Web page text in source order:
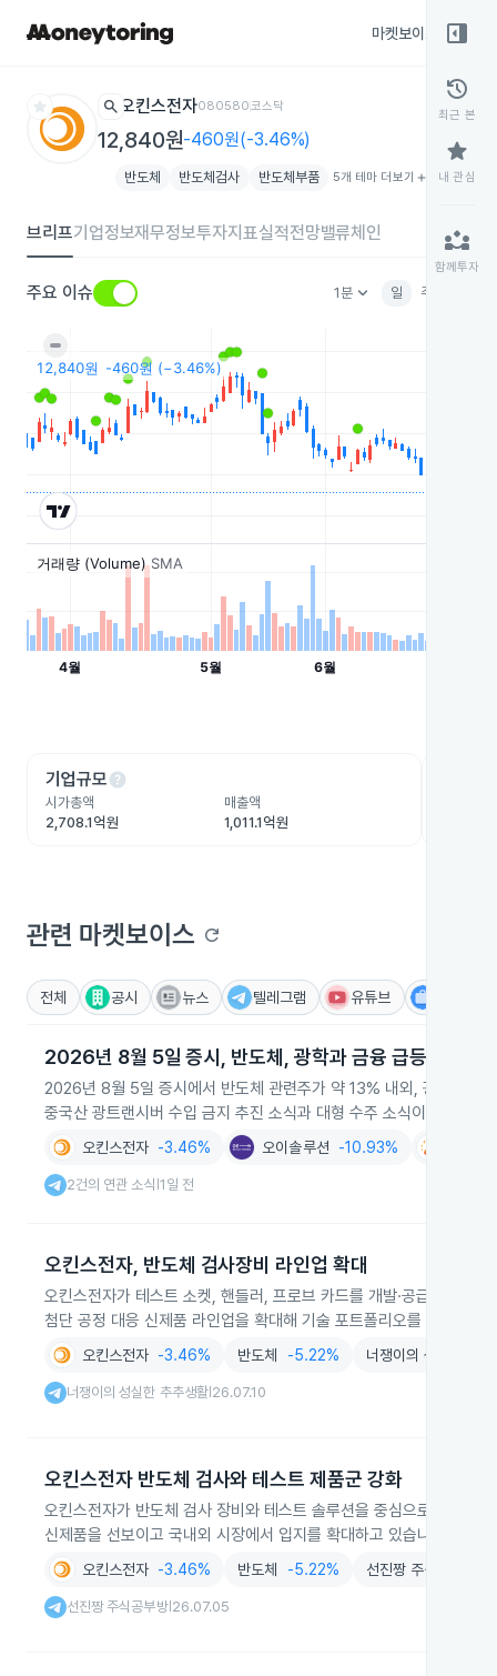
마켓보이스
star search 오킨스전자080580코스닥
12,840원-460원(-3.46%)
반도체 반도체검사 반도체부품 5개 테마 더보기 add
브리프기업정보재무정보투자지표실적전망밸류체인
주요 이슈 1분keyboard_arrow_down 일 주
기업규모help
시가총액
2,708.1억원
매출액
1,011.1억원
관련 마켓보이스 refresh
전체 공시 뉴스 텔레그램 유튜브
2026년 8월 5일 증시, 반도체, 광학과 금융 급등
2026년 8월 5일 증시에서 반도체 관련주가 약 13% 내외, 광학·광
중국산 광트랜시버 수입 금지 추진 소식과 대형 수주 소식이 영향을 미
오킨스전자 -3.46% 오이솔루션 -10.93%
2건의 연관 소식 1일 전
오킨스전자, 반도체 검사장비 라인업 확대
오킨스전자가 테스트 소켓, 핸들러, 프로브 카드를 개발·공급하며 국
첨단 공정 대응 신제품 라인업을 확대해 기술 포트폴리오를 강화하며
오킨스전자 -3.46% 반도체 -5.22% 너쟁이의 성실한 추
너쟁이의 성실한 추추생활| 26.07.10
오킨스전자 반도체 검사와 테스트 제품군 강화
오킨스전자가 반도체 검사 장비와 테스트 솔루션을 중심으로 제품군
신제품을 선보이고 국내외 시장에서 입지를 확대하고 있습니다.
오킨스전자 -3.46% 반도체 -5.22% 선진짱 주식공부방
선진짱 주식공부방| 26.07.05
right_panel_open
history
최근 본
star
내 관심
partner_exchange
함께투자